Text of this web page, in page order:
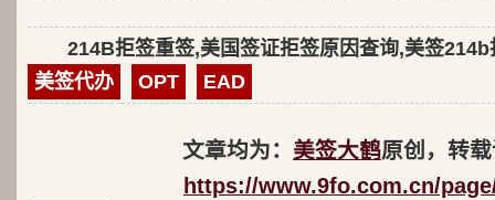
214B拒签重签,美国签证拒签原因查询,美签214b
美签代办
OPT EAD
文章均为： 美签大鹤原创，转
https://www.9fo.com.cn/